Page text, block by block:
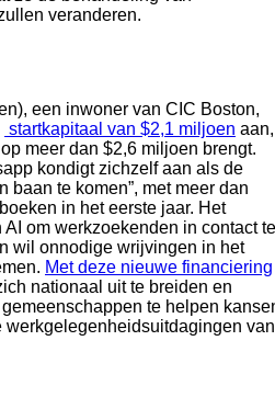
veranderen.
een inwoner van CIC Boston,
startkapitaal van $2,1 miljoen aan,
meer dan $2,6 miljoen brengt.
kondigt zichzelf aan als de
baan te komen”, met meer dan
in het eerste jaar. Het
om werkzoekenden in contact te
wil onnodige wrijvingen in het
Met deze nieuwe financiering
nationaal uit te breiden en
te helpen
werkgelegenheidsuitdagingen van